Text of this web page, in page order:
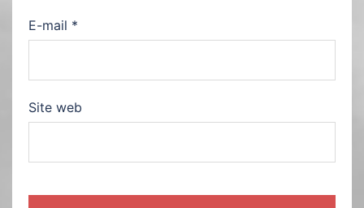
E-mail *
Site web